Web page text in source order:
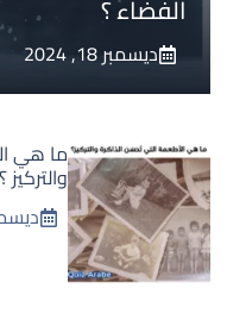
الفضاء ؟
ديسمبر 18, 2024
ما هي
والتركيز ؟
ديسمبر